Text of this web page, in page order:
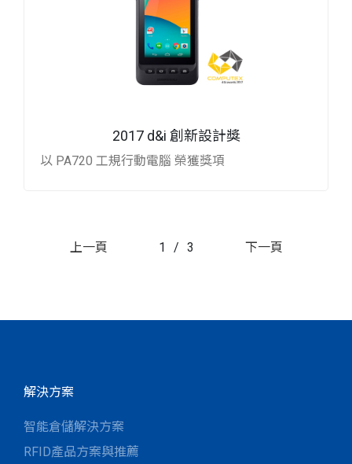
2017 d&i 創新設計獎
以 PA720 工規行動電腦 榮獲獎項
上一頁 1 / 3 下一頁
解決方案
智能倉儲解決方案
RFID產品方案與推薦